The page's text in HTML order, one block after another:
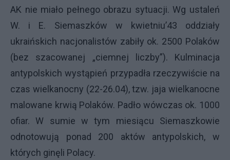
AK nie miało pełnego obrazu sytuacji. Wg ustaleń
W. i E. Siemaszków w kwietniu’43 oddziały
ukraińskich nacjonalistów zabiły ok. 2500 Polaków
(bez szacowanej „ciemnej liczby”). Kulminacja
antypolskich wystąpień przypadła rzeczywiście na
czas wielkanocny (22-26.04), tzw. jaja wielkanocne
malowane krwią Polaków. Padło wówczas ok. 1000
ofiar. W sumie w tym miesiącu Siemaszkowie
odnotowują ponad 200 aktów antypolskich, w
których ginęli Polacy.